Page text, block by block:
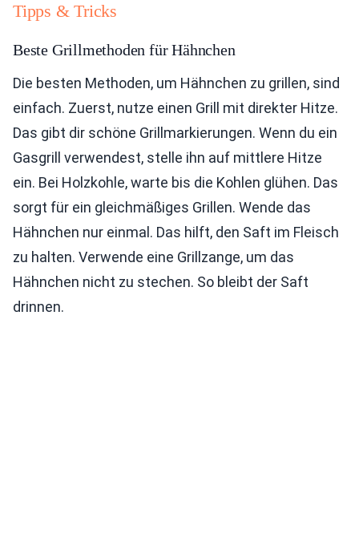
Tipps & Tricks
Beste Grillmethoden für Hähnchen
Die besten Methoden, um Hähnchen zu grillen, sind
einfach. Zuerst, nutze einen Grill mit direkter Hitze.
Das gibt dir schöne Grillmarkierungen. Wenn du ein
Gasgrill verwendest, stelle ihn auf mittlere Hitze
ein. Bei Holzkohle, warte bis die Kohlen glühen. Das
sorgt für ein gleichmäßiges Grillen. Wende das
Hähnchen nur einmal. Das hilft, den Saft im Fleisch
zu halten. Verwende eine Grillzange, um das
Hähnchen nicht zu stechen. So bleibt der Saft
drinnen.